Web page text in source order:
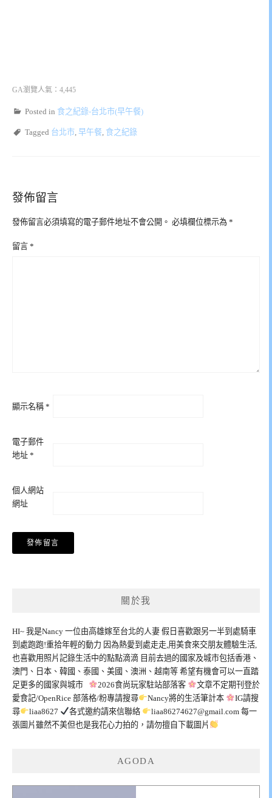
GA瀏覽人氣：4,445
Posted in 食之紀錄-台北市(早午餐)
Tagged 台北市 早午餐 食之紀錄
發佈留言
發佈留言必須填寫的電子郵件地址不會公開。 必填欄位標示為 *
留言 *
顯示名稱 *
電子郵件
地址 *
個人網站
網址
關於我
HI~ 我是Nancy 一位由高雄嫁至台北的人妻 假日喜歡跟另一半到處騎車
到處跑跑!重拾年輕的動力 因為熱愛到處走走,用美食來交朋友體驗生活,
也喜歡用照片記錄生活中的點點滴滴 目前去過的國家及城市包括香港、
澳門、日本、韓國、泰國、美國、澳洲、越南等 希望有機會可以一直踏
足更多的國家與城市
2026食尚玩家駐站部落客
文章不定期刊登於
愛食記/OpenRice 部落格/粉專請搜尋
Nancy將的生活筆計本
IG請搜
尋
liaa8627 各式邀約請來信聯絡 liaa86274627@gmail.com每一
張圖片雖然不美但也是我花心力拍的，請勿擅自下載圖片
AGODA